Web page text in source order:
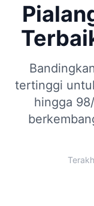
tertinggi
hingga